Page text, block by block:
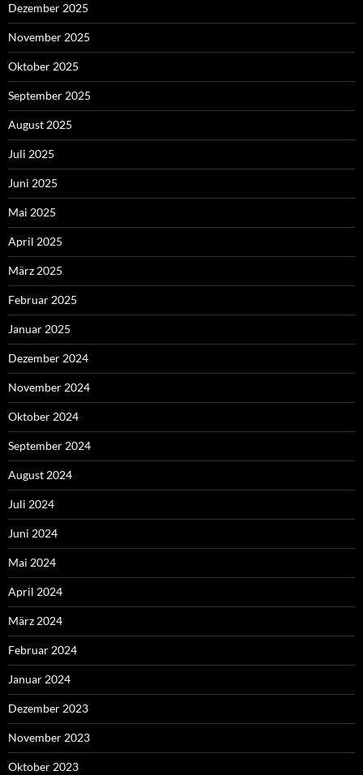
Dezember 2025
November 2025
Oktober 2025
September 2025
August 2025
Juli 2025
Juni 2025
Mai 2025
April 2025
März 2025
Februar 2025
Januar 2025
Dezember 2024
November 2024
Oktober 2024
September 2024
August 2024
Juli 2024
Juni 2024
Mai 2024
April 2024
März 2024
Februar 2024
Januar 2024
Dezember 2023
November 2023
Oktober 2023